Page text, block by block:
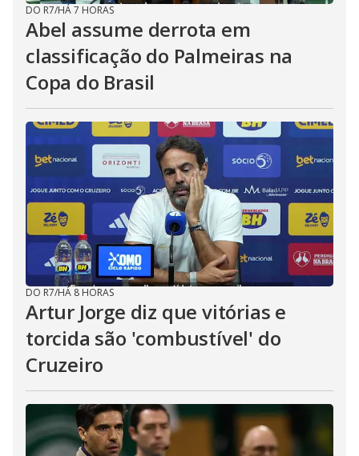
DO R7/HÁ 7 HORAS
Abel assume derrota em
classificação do Palmeiras na
Copa do Brasil
DO R7/HÁ 8 HORAS
Artur Jorge diz que vitórias e
torcida são 'combustível' do
Cruzeiro